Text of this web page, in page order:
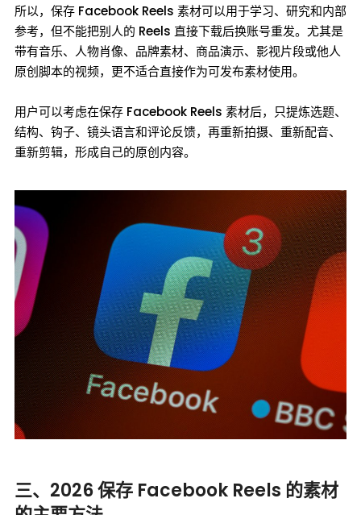
所以，保存 Facebook Reels 素材可以用于学习、研究和内部
参考，但不能把别人的 Reels 直接下载后换账号重发。尤其是
带有音乐、人物肖像、品牌素材、商品演示、影视片段或他人
原创脚本的视频，更不适合直接作为可发布素材使用。
用户可以考虑在保存 Facebook Reels 素材后，只提炼选题、
结构、钩子、镜头语言和评论反馈，再重新拍摄、重新配音、
重新剪辑，形成自己的原创内容。
三、2026 保存 Facebook Reels 的素材